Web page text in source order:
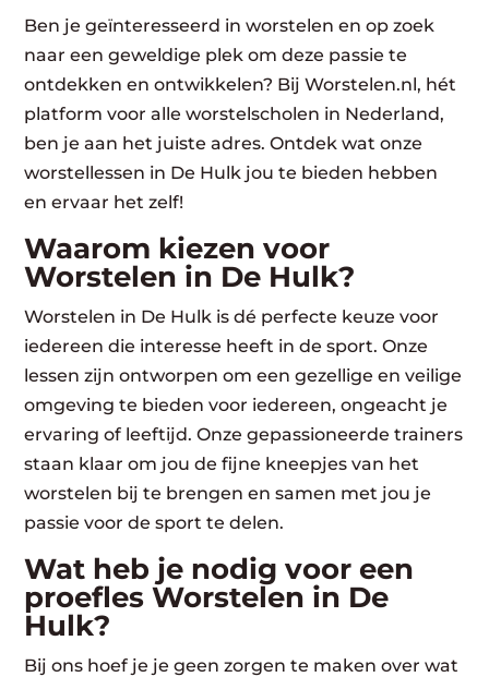
Ben je geïnteresseerd in worstelen en op zoek
naar een geweldige plek om deze passie te
ontdekken en ontwikkelen? Bij Worstelen.nl, hét
platform voor alle worstelscholen in Nederland,
ben je aan het juiste adres. Ontdek wat onze
worstellessen in De Hulk jou te bieden hebben
en ervaar het zelf!
Waarom kiezen voor
Worstelen in De Hulk?
Worstelen in De Hulk is dé perfecte keuze voor
iedereen die interesse heeft in de sport. Onze
lessen zijn ontworpen om een gezellige en veilige
omgeving te bieden voor iedereen, ongeacht je
ervaring of leeftijd. Onze gepassioneerde trainers
staan klaar om jou de fijne kneepjes van het
worstelen bij te brengen en samen met jou je
passie voor de sport te delen.
Wat heb je nodig voor een
proefles Worstelen in De
Hulk?
Bij ons hoef je je geen zorgen te maken over wat